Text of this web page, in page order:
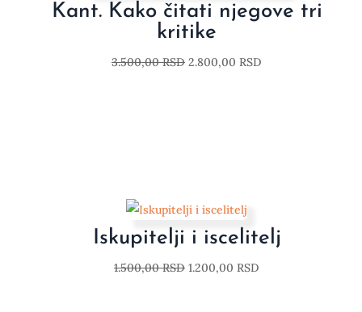
Kant. Kako čitati njegove tri
kritike
3.500,00RSD 2.800,00 RSD
Iskupitelji i iscelitelj
1.500,00RSD 1.200,00 RSD